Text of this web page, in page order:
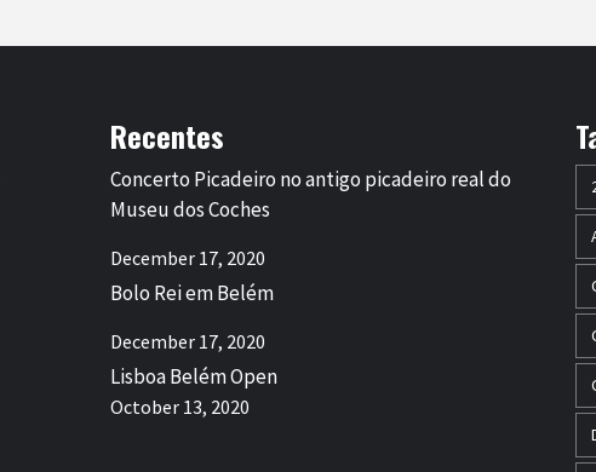
Recentes
Concerto Picadeiro no antigo picadeiro real do
Museu dos Coches
December 17, 2020
Bolo Rei em Belém
December 17, 2020
Lisboa Belém Open
October 13, 2020